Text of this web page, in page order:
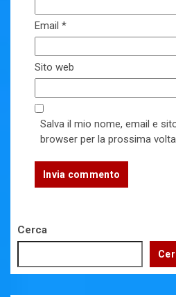
Email *
Sito web
Salva il mio nome, email e
browser per la prossima
Cerca